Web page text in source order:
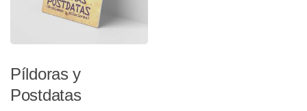
Píldoras y
Postdatas